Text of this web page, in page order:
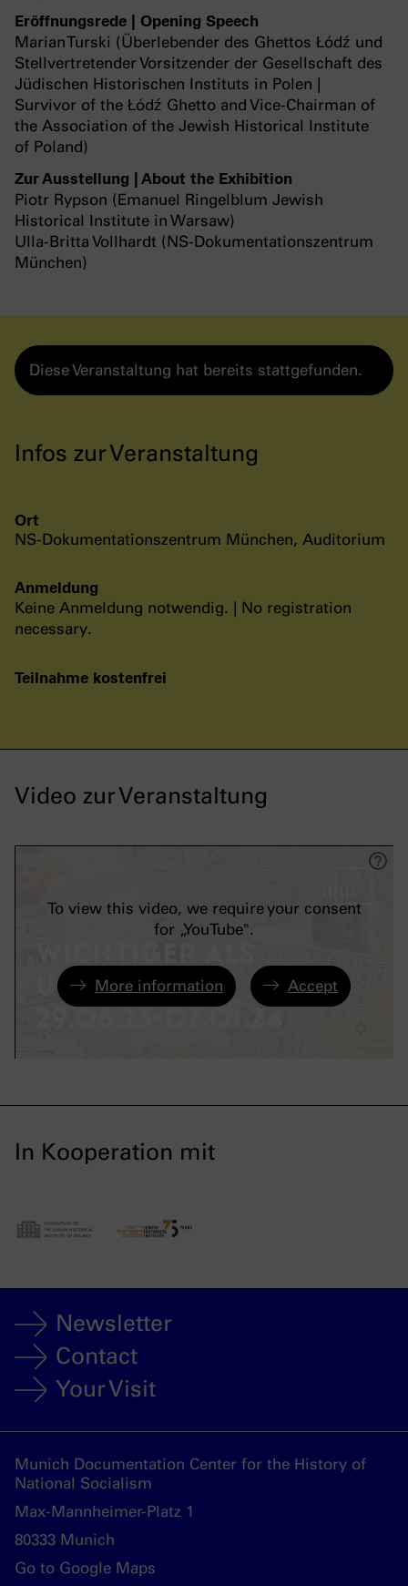
Eröffnungsrede | Opening Speech
Marian Turski (Überlebender des Ghettos Łódź und
Stellvertretender Vorsitzender der Gesellschaft des
Jüdischen Historischen Instituts in Polen |
Survivor of the Łódź Ghetto and Vice-Chairman of
the Association of the Jewish Historical Institute
of Poland)
Zur Ausstellung | About the Exhibition
Piotr Rypson (Emanuel Ringelblum Jewish
Historical Institute in Warsaw)
Ulla-Britta Vollhardt (NS-Dokumentationszentrum
München)
Diese Veranstaltung hat bereits stattgefunden.
Infos zur Veranstaltung
Ort
NS-Dokumentationszentrum München, Auditorium
Anmeldung
Keine Anmeldung notwendig. | No registration
necessary.
Teilnahme kostenfrei
Video zur Veranstaltung
To view this video, we require your consent
for „YouTube".
More information Accept
In Kooperation mit
Newsletter
Contact
Your Visit
Munich Documentation Center for the History of
National Socialism
Max-Mannheimer-Platz 1
80333 Munich
Go to Google Maps